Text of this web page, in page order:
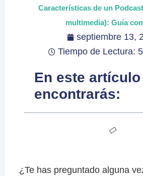
Características de un
multimedia): Guía
septiembre 13,
Tiempo de Lectura:
En este artículo
encontrarás:
¿Te has preguntado alguna